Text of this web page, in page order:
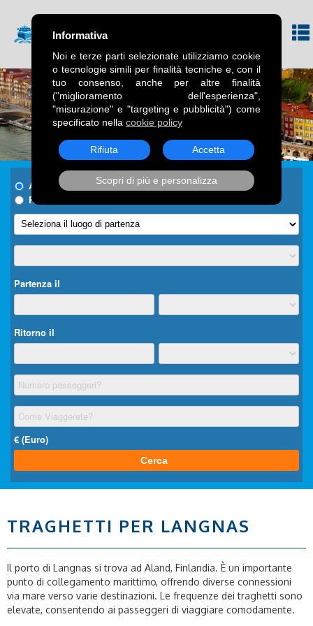
TRAGHETTI PER LANGNAS
Il porto di Langnas si trova ad Aland, Finlandia. È un importante
punto di collegamento marittimo, offrendo diverse connessioni
via mare verso varie destinazioni. Le frequenze dei traghetti sono
elevate, consentendo ai passeggeri di viaggiare comodamente.
Informativa
Noi e terze parti selezionate utilizziamo cookie
o tecnologie simili per finalità tecniche e, con il
tuo consenso, anche per altre finalità
("miglioramento dell'esperienza",
"misurazione" e "targeting e pubblicità") come
specificato nella cookie policy
Rifiuta Accetta
Scopri di più e personalizza